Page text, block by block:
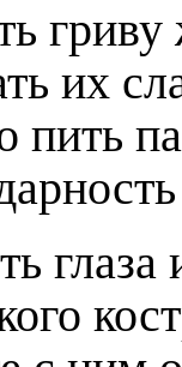
их
глаза